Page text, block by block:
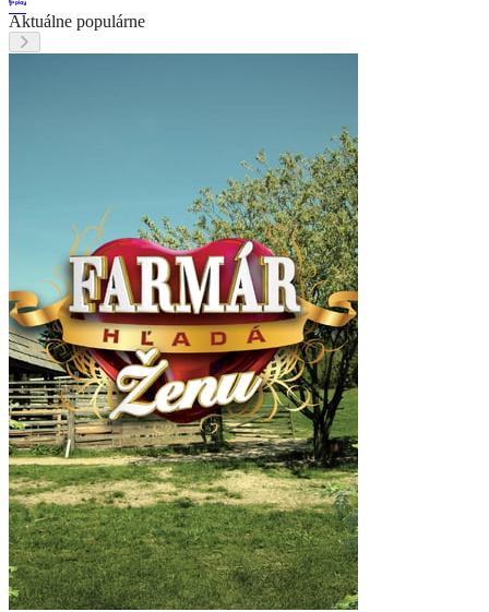
Aktuálne populárne